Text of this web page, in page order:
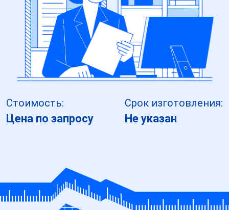
Стоимость:
Цена по запросу
Срок изготовления:
Не указан